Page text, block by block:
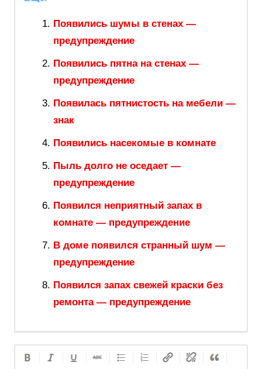
Появились шумы в стенах —
предупреждение
Появились пятна на стенах —
предупреждение
Появилась пятнистость на мебели —
знак
Появились насекомые в комнате
Пыль долго не оседает —
предупреждение
Появился неприятный запах в
комнате — предупреждение
В доме появился странный шум —
предупреждение
Появился запах свежей краски без
ремонта — предупреждение